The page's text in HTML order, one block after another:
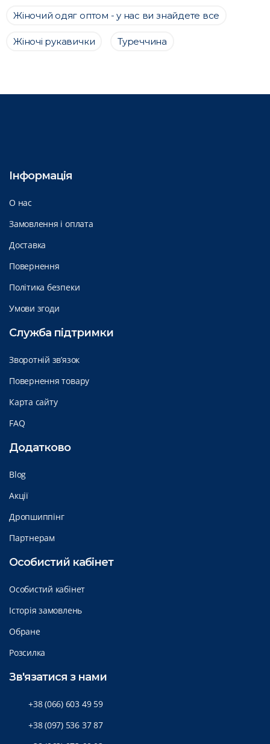
Жіночий одяг оптом - у нас ви знайдете все
Жіночі рукавички Туреччина
Інформація
О нас
Замовлення і оплата
Доставка
Повернення
Політика безпеки
Умови згоди
Служба підтримки
Зворотній зв’язок
Повернення товару
Карта сайту
FAQ
Додатково
Blog
Акції
Дропшиппінг
Партнерам
Особистий кабінет
Особистий кабінет
Історія замовлень
Обране
Розсилка
Зв'язатися з нами
+38 (066) 603 49 59
+38 (097) 536 37 87